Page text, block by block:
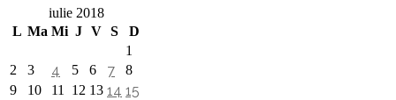
iulie 2018
L Ma Mi J V S
D
1
2
3 4 5 6 7
8
9
10 11 12 13 14 15